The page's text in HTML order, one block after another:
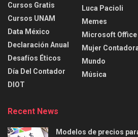
Cursos Gratis
Cursos UNAM
Data México
Declaración Anual
Desafíos Éticos
Día Del Contador
DIOT
Luca Pacioli
Memes
Microsoft Office
Mujer
Mundo
Música
Recent News
Modelos de precios